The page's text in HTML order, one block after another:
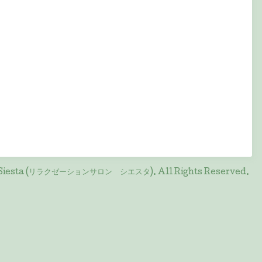
(リラクゼーションサロン シエスタ). All Rights Reserved.